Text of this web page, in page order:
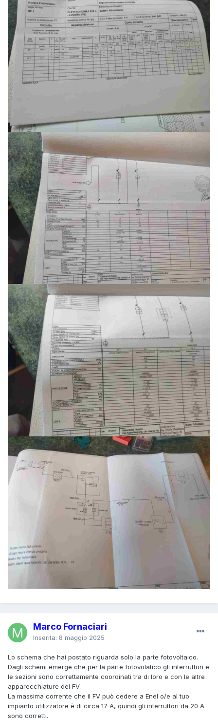
Marco Fornaciari
Inserita: 8 maggio 2025
Lo schema che hai postato riguarda solo la parte fotovoltaico.
Dagli schemi emerge che per la parte fotovolatico gli interruttori e
le sezioni sono correttamente coordinati tra di loro e con le altre
apparecchiature del FV.
La massima corrente che il FV può cedere a Enel o/e al tuo
impianto utilizzatore è di circa 17 A, quindi gli interruttori da 20 A
sono corretti.